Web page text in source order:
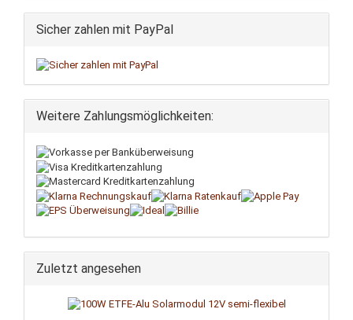
Sicher zahlen mit PayPal
Weitere Zahlungsmöglichkeiten:
Zuletzt angesehen